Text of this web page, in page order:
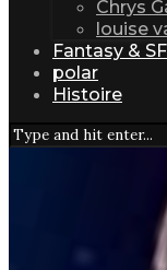
Chrys
louise
Fantasy & SF
polar
Histoire